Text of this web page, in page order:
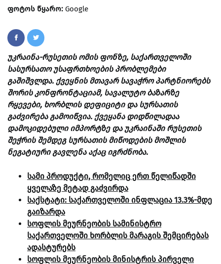
ფოტოს წყარო: Google
უკრაინა-რუსეთის ომის ფონზე, საქართველოში
სასურსათო უსაფრთხოების პრობლემები
გაშიშვლდა. ქვეყნის მთავარ სავაჭრო პარტნიორებს
შორის კონფრონტაციამ, სავალუტო ბაზარზე
რყევები, ხორბლის დეფიციტი და სურსათის
გაძვირება გამოიწვია. ქვეყანა დიდწილადაა
დამოკიდებული იმპორტზე და უკრაინაში რუსეთის
შეჭრის შემდეგ სურსათის მიწოდების მოშლის
ნეგატიური გავლენა აქაც იგრძნობა.
სამი პროდუქტი, რომელიც ერთ წელიწადში
ყველაზე მეტად გაძვირდა
საქსტატი: საქართველოში ინფლაცია 13.3%-მდე
გაიზარდა
სოფლის მეურნეობის სამინისტრო
საქართველოში ხორბლის მარაგის შემცირებას
ადასტურებს
სოფლის მეურნეობის მინისტრის პირველი